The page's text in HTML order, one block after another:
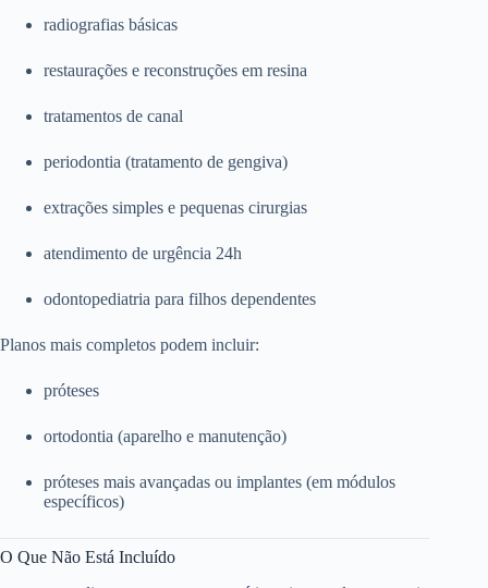
radiografias básicas
restaurações e reconstruções em resina
tratamentos de canal
periodontia (tratamento de gengiva)
extrações simples e pequenas cirurgias
atendimento de urgência 24h
odontopediatria para filhos dependentes
Planos mais completos podem incluir:
próteses
ortodontia (aparelho e manutenção)
próteses mais avançadas ou implantes (em módulos
específicos)
O Que Não Está Incluído